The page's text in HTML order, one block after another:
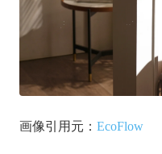
画像引用元： EcoFlow